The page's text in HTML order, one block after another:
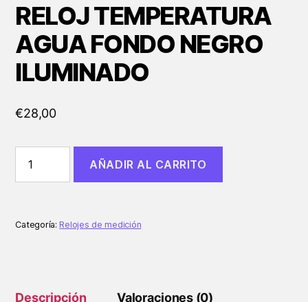
RELOJ TEMPERATURA
AGUA FONDO NEGRO
ILUMINADO
€28,00
TEMPERATURA
AGUA
ILUMINADO
AÑADIR AL CARRITO
Categoría: Relojes de medición
Descripción Valoraciones (0)